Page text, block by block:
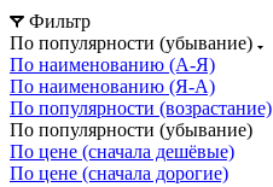
Фильтр
По популярности (убывание)
По наименованию (А-Я)
По наименованию (Я-А)
По популярности (возрастание)
По популярности (убывание)
По цене (сначала дешёвые)
По цене (сначала дорогие)